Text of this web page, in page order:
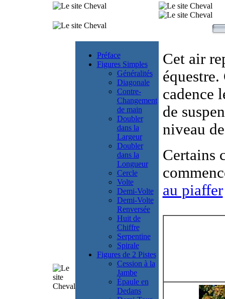
Préface
Figures Simples
Généralités
Diagonale
Contre-
Changement
de main
Doubler
dans la
Largeur
Doubler
dans la
Longueur
Cercle
Volte
Demi-Volte
Demi-Volte
Renversée
Huit de
Chiffre
Serpentine
Spirale
Figures de 2 Pistes
Cession à la
Jambe
Épaule en
Dedans
Cet air
cadence
de
niveau
Certains
au piaffer